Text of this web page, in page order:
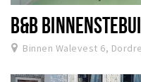
B&B
Binnen Walevest 6,